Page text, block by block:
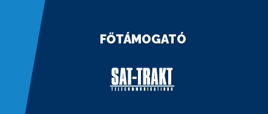
FŐTÁMOGATÓ